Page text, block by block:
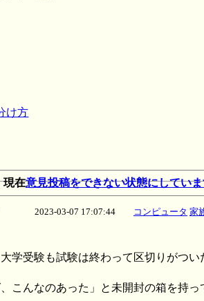
け方
現在意見投稿をできない状態にしてい
2023-03-07 17:07:44 コンピュータ 家
学受験も試験は終わって区切りがつ
こんなのあった」と未開封の箱を持っ